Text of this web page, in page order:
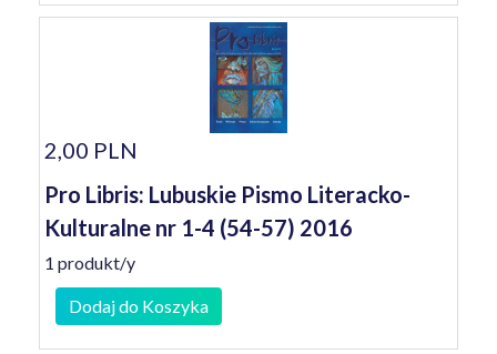
2,00 PLN
Pro Libris: Lubuskie Pismo Literacko-
Kulturalne nr 1-4 (54-57) 2016
1 produkt/y
Dodaj do Koszyka